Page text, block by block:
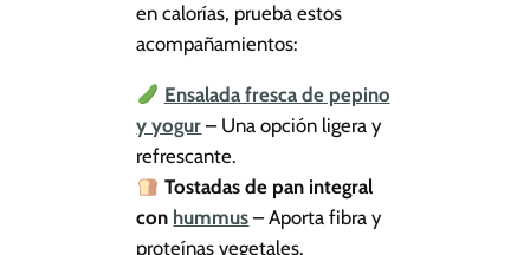
en calorías, prueba estos
acompañamientos:
Ensalada fresca de pepino
y yogur – Una opción ligera y
refrescante.
Tostadas de pan integral
con hummus – Aporta fibra y
proteínas vegetales.